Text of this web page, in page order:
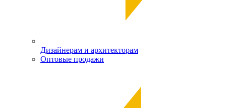
Дизайнерам и архитекторам
Оптовые продажи